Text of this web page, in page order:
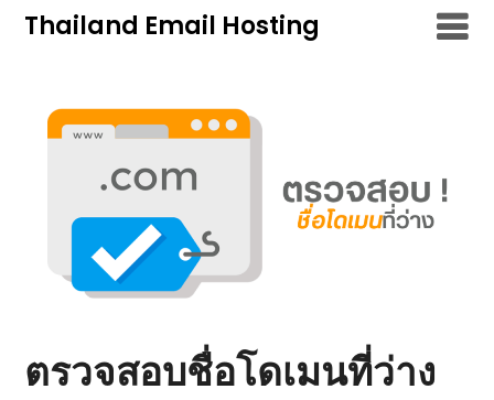
SkipThailand Email Hosting
ตรวจสอบชื่อโดเมนที่ว่าง